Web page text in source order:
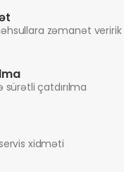
zəmanət veririk
sürətli çatdırılma
xidməti